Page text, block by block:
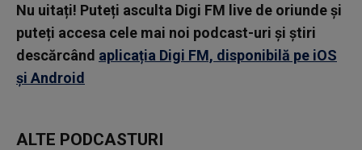
Nu uitați! Puteți asculta Digi FM live de oriunde și
puteți accesa cele mai noi podcast-uri și știri
descărcând aplicația Digi FM, disponibilă pe iOS
și Android
ALTE PODCASTURI